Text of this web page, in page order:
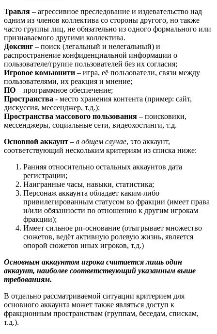
Травля – агрессивное преследование и издевательство над
одним из членов коллектива со стороны другого, но также
часто группы лиц, не обязательно из одного формального или
признаваемого другими коллектива.
Доксинг – поиск (легальный и нелегальный) и
распространение конфиденциальной информации о
пользователе/группе пользователей без их согласия;
Игровое комьюнити – игра, её пользователи, связи между
пользователями, их реакция и мнение;
ПО – программное обеспечение;
Пространства - место хранения контента (пример: сайт,
дискуссия, мессенджер, т.д.);
Пространства массового пользования – поисковики,
мессенджеры, социальные сети, видеохостинги, т.д.
Основной аккаунт – в общем случае, это аккаунт,
соответствующий нескольким критериям из списка ниже:
Ранняя относительно остальных аккаунтов дата
регистрации;
Наигранные часы, навыки, статистика;
Персонаж аккаунта обладает каким-либо
привилегированным статусом во фракции (имеет права
и/или обязанности по отношению к другим игрокам
фракции);
Имеет сильное рп-основание (отыгрывает множество
сюжетов, ведёт активную ролевую жизнь, является
опорой сюжетов иных игроков, т.д.)
Основным аккаунтом игрока считается лишь один
аккаунт, наиболее соответствующий указанным выше
требованиям.
В отдельно рассматриваемой ситуации критерием для
основного аккаунта может также являться доступ к
фракционным пространствам (группам, беседам, спискам,
т.д.).